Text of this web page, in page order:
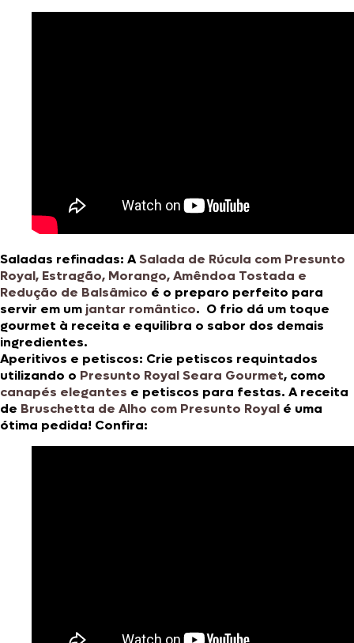
Saladas refinadas: ASalada de Rúcula com Presunto
Royal, Estragão, Morango, Amêndoa Tostada e
Redução de Balsâmico é o preparo perfeito para
servir em um jantar romântico. O frio dá um toque
gourmet à receita e equilibra o sabor dos demais
ingredientes.
Aperitivos e petiscos: Crie petiscos requintados
utilizando o Presunto Royal Seara Gourmet, como
canapés elegantes e petiscos para festas. A receita
de Bruschetta de Alho com Presunto Royal é uma
ótima pedida! Confira: